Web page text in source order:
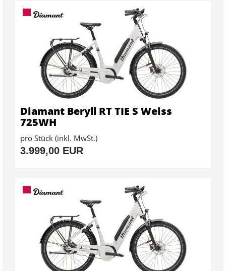
Diamant Beryll RT TIE S Weiss
725WH
pro Stück (inkl. MwSt.)
3.999,00 EUR